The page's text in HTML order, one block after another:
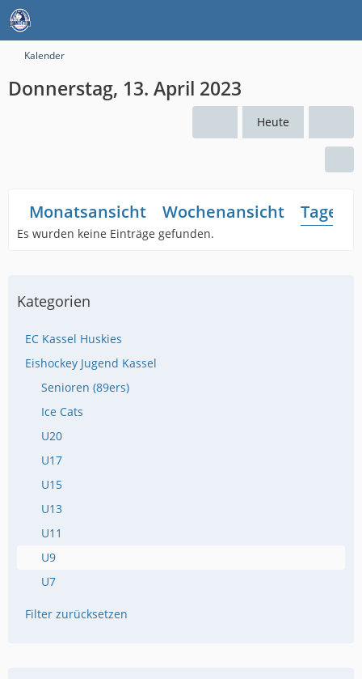
Kalender
Donnerstag, 13. April 2023
Heute
Monatsansicht Wochenansicht
Es wurden keine Einträge gefunden.
Kategorien
EC Kassel Huskies
Eishockey Jugend Kassel
Senioren (89ers)
Ice Cats
U20
U17
U15
U13
U11
U9
U7
Filter zurücksetzen